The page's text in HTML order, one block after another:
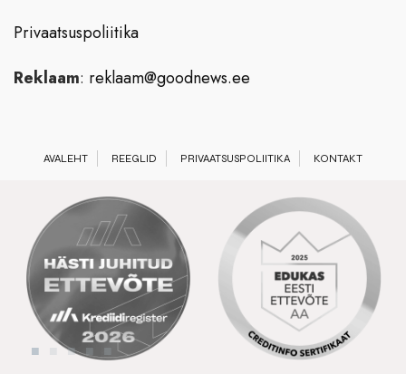
Privaatsuspoliitika
Reklaam: reklaam@goodnews.ee
AVALEHT REEGLID PRIVAATSUSPOLIITIKA KONTAKT